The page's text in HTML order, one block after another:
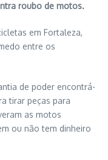
roubo de motos.
em Fortaleza,
entre os
de poder encontrá-
tirar peças para
as motos
ou não tem dinheiro